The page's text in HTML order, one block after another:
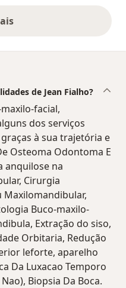
acima
de Jean Fialho?
facial,
dos serviços
à sua trajetória e
Osteoma Odontoma E
anquilose na
Cirurgia
Buco-maxilo-
Extração do siso,
Orbitaria, Redução
leforte, aparelho
Da Luxacao Temporo
Biopsia Da Boca.